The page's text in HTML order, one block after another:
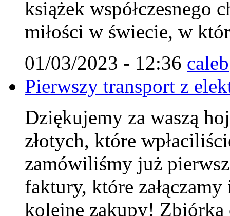
książek współczesnego
miłości w świecie, w
01/03/2023 - 12:36 caleb
Pierwszy transport z
Dziękujemy za waszą
złotych, które
zamówiliśmy już
faktury, które załączamy
kolejne zakupy! Zbiórka